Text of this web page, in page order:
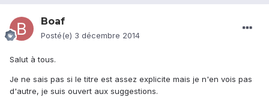
Boaf
Posté(e) 3 décembre 2014
Salut à tous.
Je ne sais pas si le titre est assez explicite mais je n'en vois pas
d'autre, je suis ouvert aux suggestions.